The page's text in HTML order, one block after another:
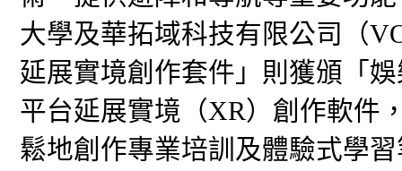
大學及華拓域科技有限公司（
延展實境創作套件」則獲頒「
平台延展實境（XR）創作軟件
鬆地創作專業培訓及體驗式學